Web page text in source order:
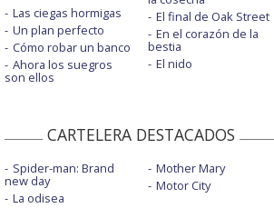
Las ciegas hormigas
Un plan perfecto
Cómo robar un banco
Ahora los suegros
son ellos
El final de Oak Street
En el corazón de la
bestia
El nido
CARTELERA DESTACADOS
Spider-man: Brand
new day
La odisea
Mother Mary
Motor City